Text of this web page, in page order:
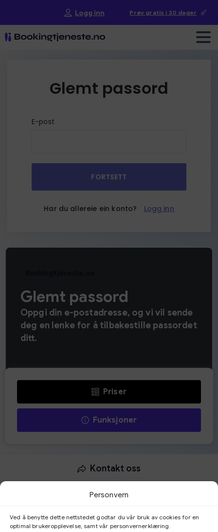
Personvern
Ved å benytte dette nettstedet godtar du vår bruk av cookies for en
optimal brukeropplevelse, samt vår personvernerklæring.
Logg inn Prøv gratis i 30 dager
Glemt passord
E-post
FORTSETT
Har du allereie ein konto? Logg inn
Glemt passord
Oppgi din e-postadresse, og vi vil sende
deg en lenke for å tilbakestille passordet
ditt.
Priser
Funksjoner
Kontakt oss
Dokumentasjon og Veiledninger
Prøv gratis i 30 dager